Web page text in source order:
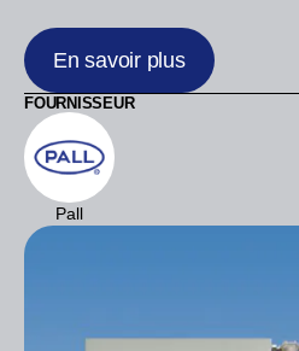
En savoir plus
FOURNISSEUR
Pall